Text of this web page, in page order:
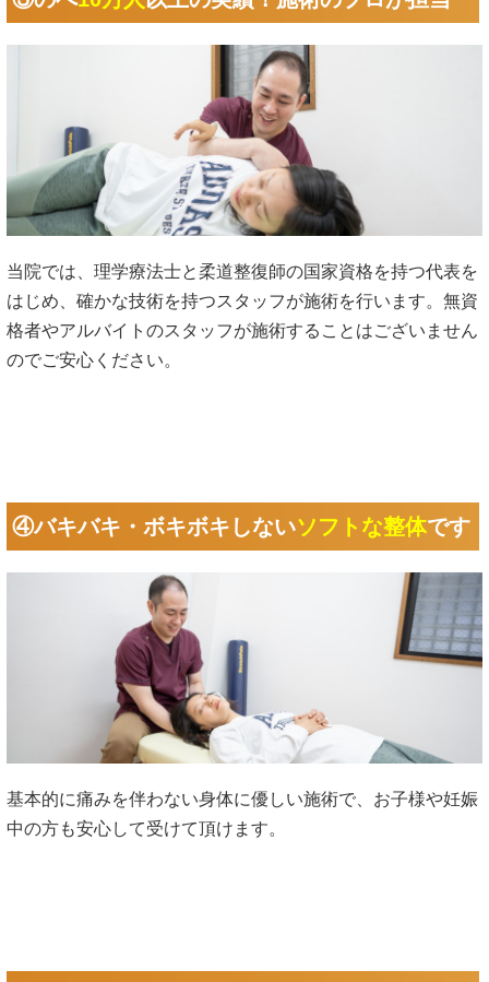
当院では、理学療法士と柔道整復師の国家資格を持つ代表を
はじめ、確かな技術を持つスタッフが施術を行います。無資
格者やアルバイトのスタッフが施術することはございません
のでご安心ください。
④バキバキ・ボキボキしないソフトな整体です
基本的に痛みを伴わない身体に優しい施術で、お子様や妊娠
中の方も安心して受けて頂けます。